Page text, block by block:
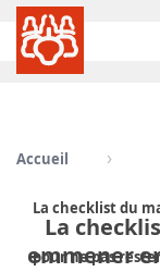
Accueil
La checklist du
pour ne pas
La
emmener